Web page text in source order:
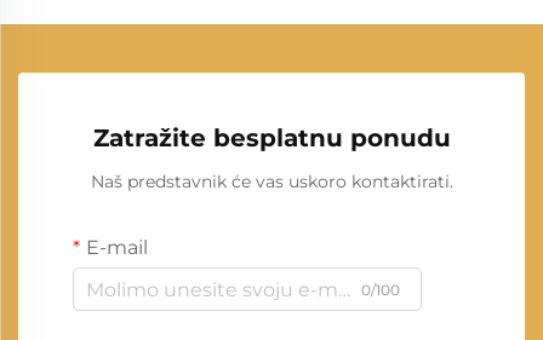
Zatražite besplatnu ponudu
Naš predstavnik će vas uskoro kontaktirati.
E-mail
0/100